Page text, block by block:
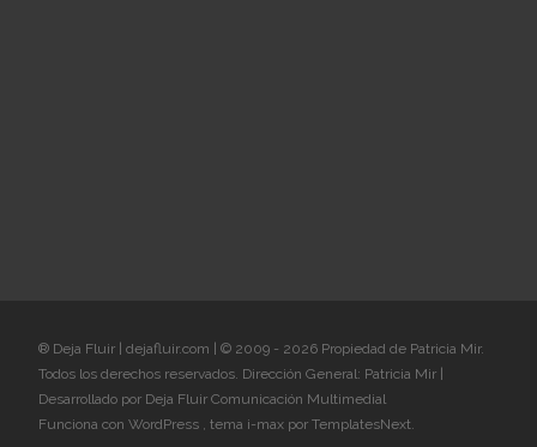
® Deja Fluir | dejafluir.com | © 2009 - 2026 Propiedad de Patricia Mir.
Todos los derechos reservados. Dirección General: Patricia Mir |
Desarrollado por Deja Fluir Comunicación Multimedial
Funciona con WordPress
, tema i-max por TemplatesNext.